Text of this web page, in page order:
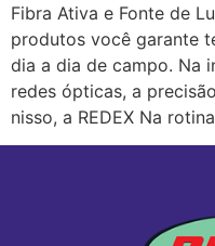
Fibra Ativa e Fonte de
produtos você garante
dia a dia de campo. Na
redes ópticas, a
nisso, a REDEX Na